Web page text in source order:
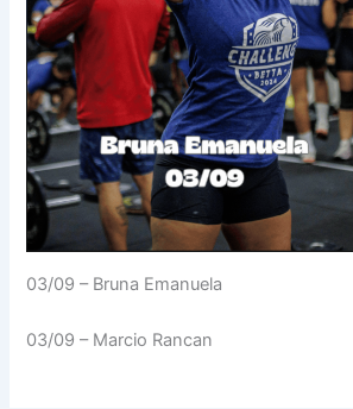
03/09 – Bruna Emanuela
03/09 – Marcio Rancan